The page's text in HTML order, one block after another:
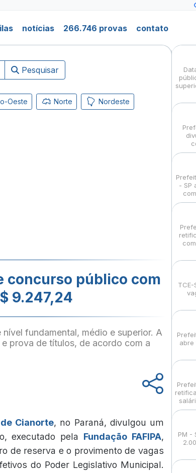
notícias 266.746 provas contato
Pesquisar
Oeste Norte Nordeste
concurso público com
9.247,24
fundamental, médio e superior. A
prova de títulos, de acordo com a
Cianorte, no Paraná, divulgou um
executado pela Fundação FAFIPA,
de reserva e o provimento de vagas
do Poder Legislativo Municipal.
- SP
abre
PM -